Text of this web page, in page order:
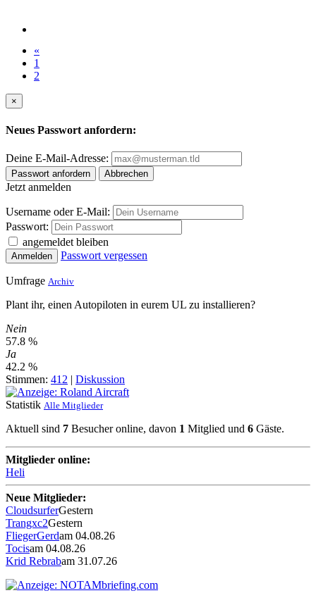
«
1
2
×
Neues Passwort anfordern:
Deine E-Mail-Adresse:
Passwort anfordern Abbrechen
Jetzt anmelden
Username oder E-Mail:
Passwort:
angemeldet bleiben
Anmelden Passwort vergessen
Umfrage Archiv
Plant ihr, einen Autopiloten in eurem UL zu installieren?
Nein
57.8 %
Ja
42.2 %
Stimmen: 412 | Diskussion
Statistik Alle Mitglieder
Aktuell sind 7 Besucher online, davon 1 Mitglied und 6 Gäste.
Mitglieder online:
Heli
Neue Mitglieder:
CloudsurferGestern
Trangxc2Gestern
FliegerGerdam 04.08.26
Tocisam 04.08.26
Krid Rebrabam 31.07.26